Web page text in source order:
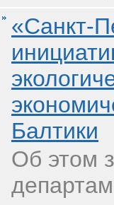
«Санкт-
Балтики
Об этом